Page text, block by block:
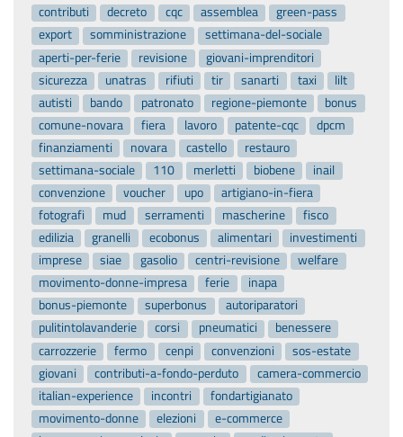
contributi
decreto cqc assemblea
green-pass
export
somministrazione
settimana-del-sociale
aperti-per-ferie
revisione
giovani-imprenditori
sicurezza
unatras rifiuti tir sanarti taxi
lilt
autisti
bando patronato regione-piemonte
bonus
comune-novara
fiera lavoro patente-cqc
dpcm
finanziamenti
novara castello
restauro
settimana-sociale
110 merletti biobene
inail
convenzione
voucher upo
artigiano-in-fiera
fotografi
mud serramenti mascherine
fisco
edilizia
granelli ecobonus alimentari
investimenti
imprese
siae gasolio centri-revisione
welfare
movimento-donne-impresa
ferie
inapa
bonus-piemonte
superbonus
autoriparatori
pulitintolavanderie
corsi pneumatici
benessere
carrozzerie
fermo cenpi convenzioni
sos-estate
giovani
contributi-a-fondo-perduto
camera-commercio
italian-experience
incontri
fondartigianato
movimento-donne
elezioni
e-commerce